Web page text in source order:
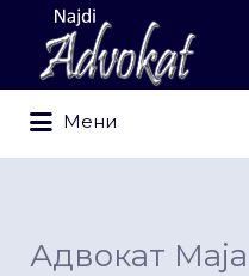
Search
for:
Мени
for:
Адвокат